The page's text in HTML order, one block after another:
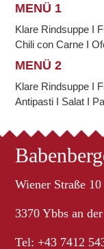
MENÜ 1
Klare Rindsuppe I
Chili con Carne I
MENÜ 2
Klare Rindsuppe I
Antipasti I Salat I
Wiener Straße 10
3370 Ybbs an
Tel: +43 7412